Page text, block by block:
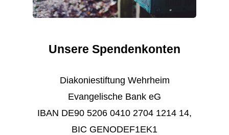
Unsere Spendenkonten
Diakoniestiftung Wehrheim
Evangelische Bank eG
IBAN DE90 5206 0410 2704 1214 14,
BIC GENODEF1EK1